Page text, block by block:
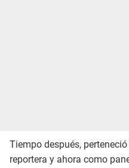
Tiempo después, perteneció
reportera y ahora como